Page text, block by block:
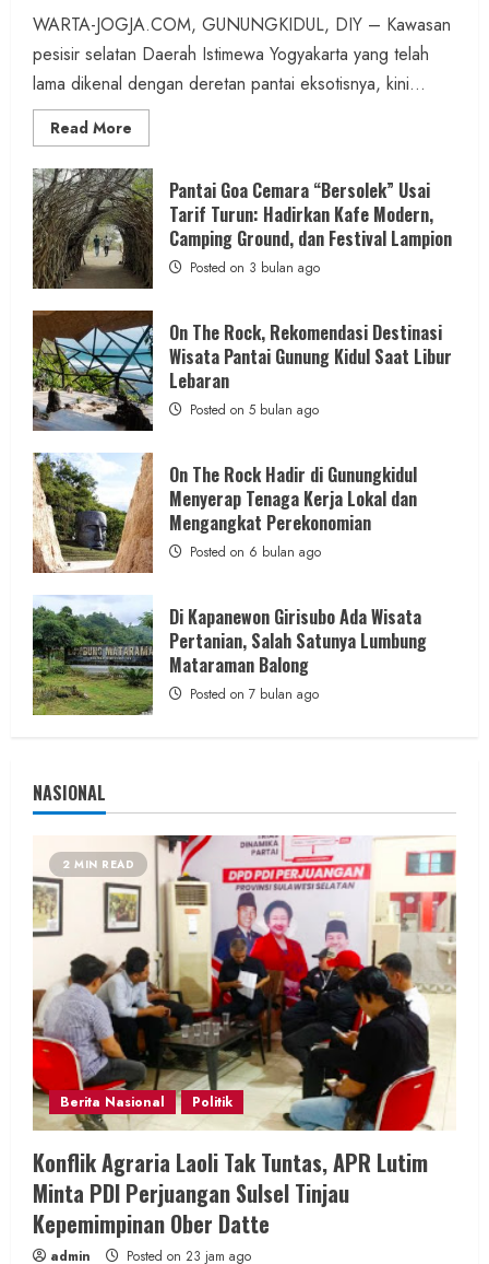
admin Posted on 7 jam ago
Berita KUA Sewon Bantul DIY
Perkuat Pendidikan Karakter, SD Negeri
Wojo Luncurkan Program TBTQ dan Tahfidz
Al-Qur’an
admin Posted on 8 jam ago
2 MIN READ
SOSIAL
Berdiri Sejak 2020, Sedulur Gunungkidul
Konsisten Jalankan Misi Kemanusiaan
Sesuai Program Kerja
admin Posted on 8 jam ago
WARTA-JOGJA.COM, GUNUNGKIDUL, DIY – Kawasan
pesisir selatan Daerah Istimewa Yogyakarta yang telah
lama dikenal dengan deretan pantai eksotisnya, kini...
Read More
more
ON
THE
ROCK
Gunungkidul
Hadirkan
Konsep
Baru,
Padukan
Keindahan
Alam
dan
Wisata
Kekinian
Pantai Goa Cemara “Bersolek” Usai
Tarif Turun: Hadirkan Kafe Modern,
Camping Ground, dan Festival Lampion
Posted on 3 bulan ago
On The Rock, Rekomendasi Destinasi
Wisata Pantai Gunung Kidul Saat Libur
Lebaran
Posted on 5 bulan ago
On The Rock Hadir di Gunungkidul
Menyerap Tenaga Kerja Lokal dan
Mengangkat Perekonomian
Posted on 6 bulan ago
Di Kapanewon Girisubo Ada Wisata
Pertanian, Salah Satunya Lumbung
Mataraman Balong
Posted on 7 bulan ago
NASIONAL
2 MIN READ
Berita Nasional Politik
Konflik Agraria Laoli Tak Tuntas, APR Lutim
Minta PDI Perjuangan Sulsel Tinjau
Kepemimpinan Ober Datte
admin Posted on 23 jam ago